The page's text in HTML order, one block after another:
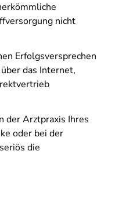
nicht
Erfolgsversprechen
das Internet,
der Arztpraxis Ihres
oder bei der
die